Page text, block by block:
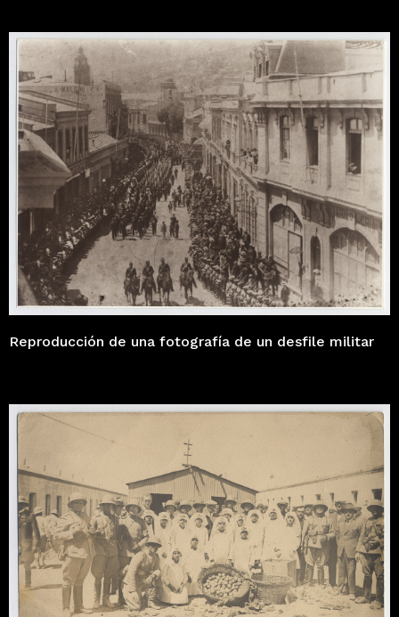
Reproducción de una fotografía de un desfile militar